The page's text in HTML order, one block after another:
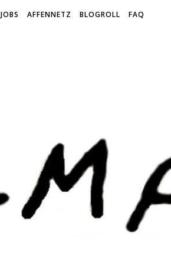
JOBS AFFENNETZ BLOGROLL FAQ